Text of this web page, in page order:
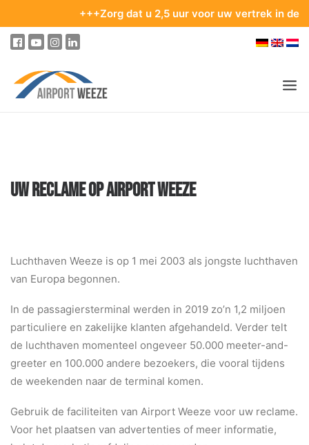
+++Zorg dat u 2,5 uur voor uw vertrek in de
VLIEGEN
OP DE LUCHTHAVEN
BLOG
UW RECLAME OP AIRPORT WEEZE
Luchthaven Weeze is op 1 mei 2003 als jongste luchthaven
van Europa begonnen.
In de passagiersterminal werden in 2019 zo’n 1,2 miljoen
particuliere en zakelijke klanten afgehandeld. Verder telt
de luchthaven momenteel ongeveer 50.000 meeter-and-
greeter en 100.000 andere bezoekers, die vooral tijdens
de weekenden naar de terminal komen.
Gebruik de faciliteiten van Airport Weeze voor uw reclame.
Voor het plaatsen van advertenties of meer informatie,